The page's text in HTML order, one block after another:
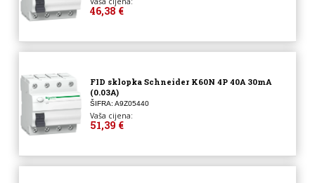
46,38 €
FID sklopka Schneider K60N 4P 40A 30mA
(0.03A)
ŠIFRA: A9Z05440
Vaša cijena:
51,39 €